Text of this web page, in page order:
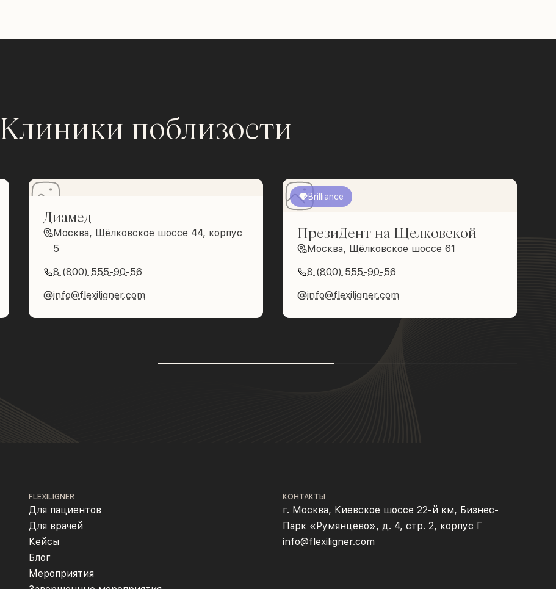
Клиники поблизости
Диамед
Москва, Щёлковское шоссе 44, корпус
5
8 (800) 555-90-56
info@flexiligner.com
Brilliance
ПрезиДент на Щелковской
Москва, Щёлковское шоссе 61
8 (800) 555-90-56
info@flexiligner.com
FLEXILIGNER
Для пациентов
Для врачей
Кейсы
Блог
Мероприятия
КОНТАКТЫ
г. Москва, Киевское шоссе 22-й км, Бизнес-
Парк «Румянцево», д. 4, стр. 2, корпус Г
info@flexiligner.com